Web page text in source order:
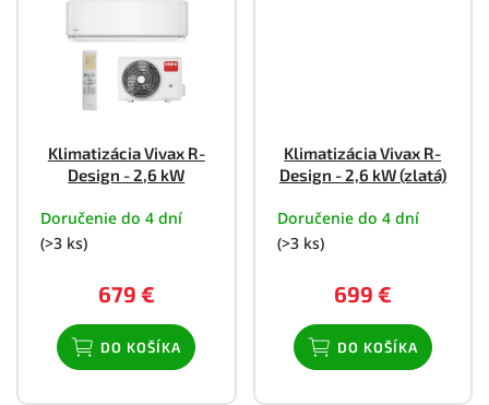
Klimatizácia Vivax R-
Design - 2,6 kW
Doručenie do 4 dní
(>3 ks)
679 €
DO KOŠÍKA
Klimatizácia Vivax R-
Design - 2,6 kW (zlatá)
Doručenie do 4 dní
(>3 ks)
699 €
DO KOŠÍKA